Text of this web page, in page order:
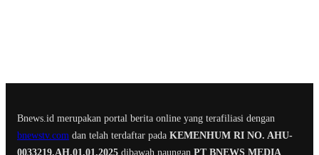
Bnews.id merupakan portal berita online yang terafiliasi dengan
bnewstv.com dan telah terdaftar pada KEMENHUM RI NO. AHU-
0033219.AH.01.01.2025 dibawah naungan PT BNEWS MEDIA